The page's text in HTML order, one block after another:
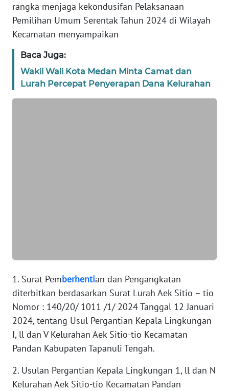
rangka menjaga kekondusifan Pelaksanaan
Pemilihan Umum Serentak Tahun 2024 di Wilayah
Kecamatan menyampaikan
Baca Juga:
Wakil Wali Kota Medan Minta Camat dan
Lurah Percepat Penyerapan Dana Kelurahan
1. Surat Pemberhentian dan Pengangkatan
diterbitkan berdasarkan Surat Lurah Aek Sitio – tio
Nomor : 140/20/ 1011 /1/ 2024 Tanggal 12 Januari
2024, tentang Usul Pergantian Kepala Lingkungan
I, ll dan V Kelurahan Aek Sitio-tio Kecamatan
Pandan Kabupaten Tapanuli Tengah.
2. Usulan Pergantian Kepala Lingkungan 1, ll dan N
Kelurahan Aek Sitio-tio Kecamatan Pandan
WN
JABAR
WN
WN
SERAMBI
WN
JAMBI
WN
SULTRA